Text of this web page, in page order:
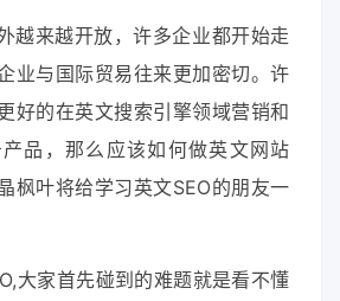
越来越开放，许多企业都开始走
业与国际贸易往来更加密切。许
好的在英文搜索引擎领域营销和
品，那么应该如何做英文网站
枫叶将给学习英文SEO的朋友一
大家首先碰到的难题就是看不懂